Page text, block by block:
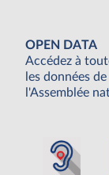
OPEN DATA
Accédez à
les données de
l'Assemblée